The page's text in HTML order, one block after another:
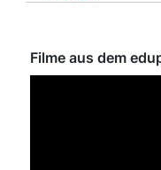
Filme aus dem